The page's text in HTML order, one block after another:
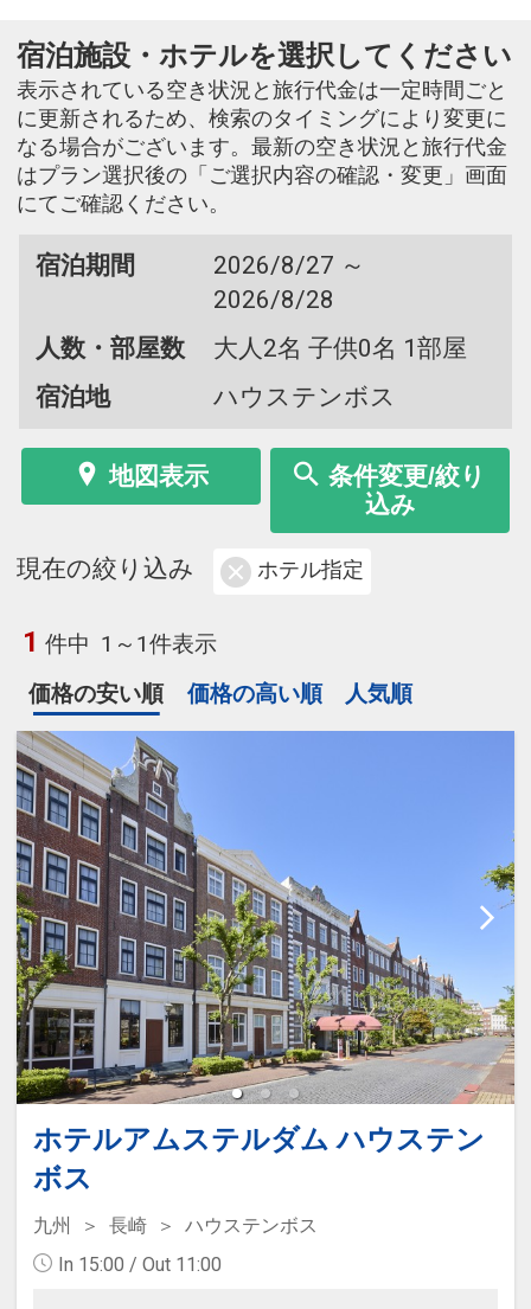
宿泊施設・ホテルを選択してください
表示されている空き状況と旅行代金は一定時間ごと
に更新されるため、検索のタイミングにより変更に
なる場合がございます。最新の空き状況と旅行代金
はプラン選択後の「ご選択内容の確認・変更」画面
にてご確認ください。
宿泊期間
2026/8/27 ～
2026/8/28
人数・部屋数
大人2名 子供0名 1部屋
宿泊地
ハウステンボス
地図表示
条件変更/絞り
込み
現在の絞り込み ホテル指定
1 件中 1～1件表示
価格の安い順
価格の高い順 人気順
ホテルアムステルダム ハウステン
ボス
九州 長崎
ハウステンボス
In 15:00 / Out 11:00